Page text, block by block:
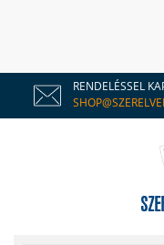
RENDELÉSSEL